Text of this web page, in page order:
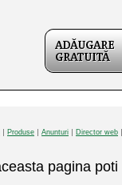
Produse Anunturi Director web
pagina poti